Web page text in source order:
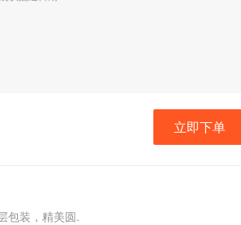
立即下单
包装，精美圆.